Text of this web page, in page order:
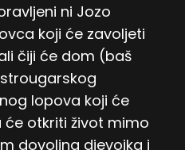
ni Jozo
koji će zavoljeti
čiji će dom (baš
lopova koji će
će otkriti život mimo
dovoljna djevojka i